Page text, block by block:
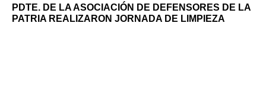
PDTE. DE LA ASOCIACIÓN DE DEFENSORES DE LA
PATRIA REALIZARON JORNADA DE LIMPIEZA